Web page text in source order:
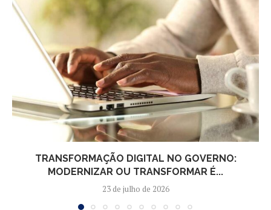
TRANSFORMAÇÃO DIGITAL NO GOVERNO:
MODERNIZAR OU TRANSFORMAR É...
23 de julho de 2026